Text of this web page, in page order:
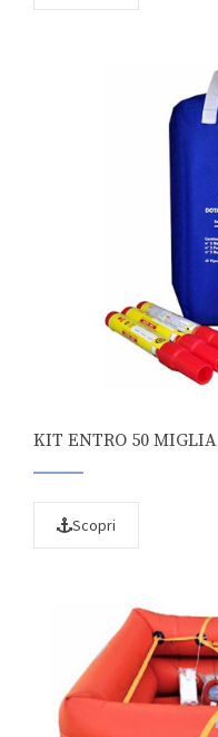
KIT ENTRO 50 MIGLIA
Scopri